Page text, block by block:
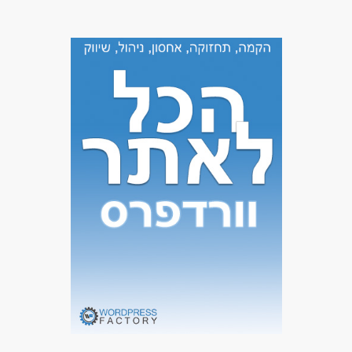
ניסיון חובה - בתחום שירות לקוחות ועבודה מול לקוחות
דרושים בתחום
מאפייני משרה
משרה חלקית
עבודת משמרות